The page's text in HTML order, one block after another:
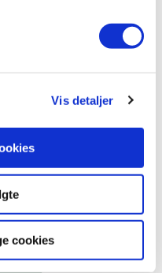
Vis detaljer
cookies